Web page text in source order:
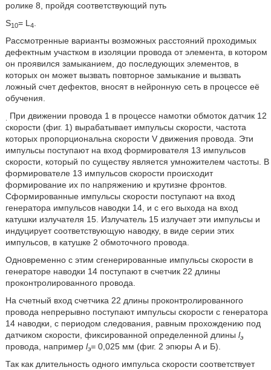
ролике 8, пройдя соответствующий путь
S10= L4.
Рассмотренные варианты возможных расстояний проходимых
дефектным участком в изоляции провода от элемента, в котором
он проявился замыканием, до последующих элементов, в
которых он может вызвать повторное замыкание и вызвать
ложный счет дефектов, вносят в нейронную сеть в процессе её
обучения.
При движении провода 1 в процессе намотки обмоток датчик 12
скорости (фиг. 1) вырабатывает импульсы скорости, частота
которых пропорциональна скорости V движения провода. Эти
импульсы поступают на вход формирователя 13 импульсов
скорости, который по существу является умножителем частоты. В
формирователе 13 импульсов скорости происходит
формирование их по напряжению и крутизне фронтов.
Сформированные импульсы скорости поступают на вход
генератора импульсов наводки 14, и с его выхода на вход
катушки излучателя 15. Излучатель 15 излучает эти импульсы и
индуцирует соответствующую наводку, в виде серии этих
импульсов, в катушке 2 обмоточного провода.
Одновременно с этим сгенерированные импульсы скорости в
генераторе наводки 14 поступают в счетчик 22 длины
проконтролированного провода.
На счетный вход счетчика 22 длины проконтролированного
провода непрерывно поступают импульсы скорости с генератора
14 наводки, с периодом следования, равным прохождению под
датчиком скорости, фиксированной определенной длины lэ
провода, например lэ=0,025 мм (фиг. 2 эпюры А и Б).
Так как длительность одного импульса скорости соответствует